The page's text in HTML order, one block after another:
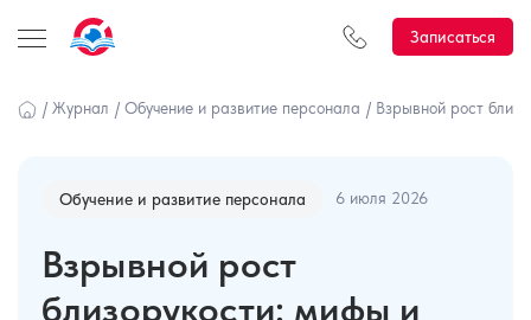
Записаться
/ Журнал / Обучение и развитие персонала / Взрывной рост
Обучение и развитие персонала 6 июля 2026
Взрывной рост
близорукости: мифы и